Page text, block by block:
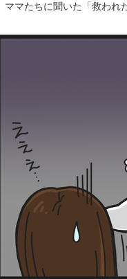
ママたちに聞いた「救われ